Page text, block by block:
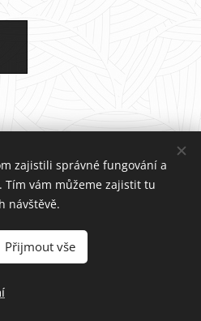
Hrabyně©2022
zajistili správné fungování a
Tím vám můžeme zajistit tu
návštěvě.
Přijmout vše